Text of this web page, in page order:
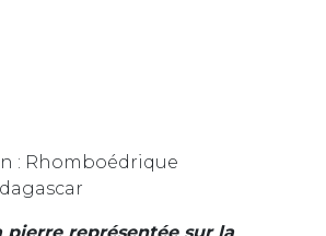
: Rhomboédrique